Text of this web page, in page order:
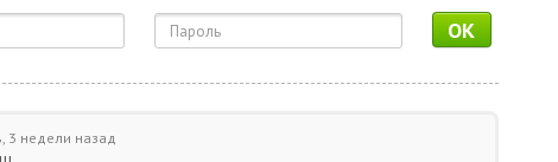
OK
3 недели назад